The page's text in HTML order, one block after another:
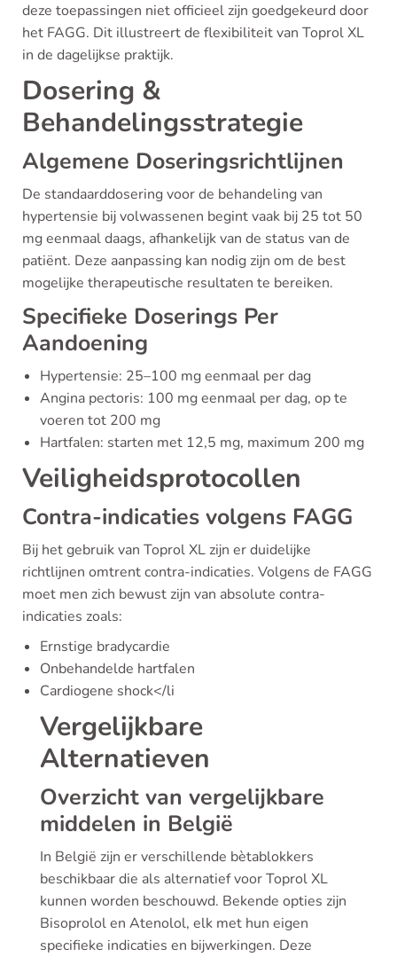
deze toepassingen niet officieel zijn goedgekeurd door
het FAGG. Dit illustreert de flexibiliteit van Toprol XL
in de dagelijkse praktijk.
Dosering &
Behandelingsstrategie
Algemene Doseringsrichtlijnen
De standaarddosering voor de behandeling van
hypertensie bij volwassenen begint vaak bij 25 tot 50
mg eenmaal daags, afhankelijk van de status van de
patiënt. Deze aanpassing kan nodig zijn om de best
mogelijke therapeutische resultaten te bereiken.
Specifieke Doserings Per
Aandoening
Hypertensie: 25–100 mg eenmaal per dag
Angina pectoris: 100 mg eenmaal per dag, op te
voeren tot 200 mg
Hartfalen: starten met 12,5 mg, maximum 200 mg
Veiligheidsprotocollen
Contra-indicaties volgens FAGG
Bij het gebruik van Toprol XL zijn er duidelijke
richtlijnen omtrent contra-indicaties. Volgens de FAGG
moet men zich bewust zijn van absolute contra-
indicaties zoals:
Ernstige bradycardie
Onbehandelde hartfalen
Cardiogene shock</li
Vergelijkbare
Alternatieven
Overzicht van vergelijkbare
middelen in België
In België zijn er verschillende bètablokkers
beschikbaar die als alternatief voor Toprol XL
kunnen worden beschouwd. Bekende opties zijn
Bisoprolol en Atenolol, elk met hun eigen
specifieke indicaties en bijwerkingen. Deze